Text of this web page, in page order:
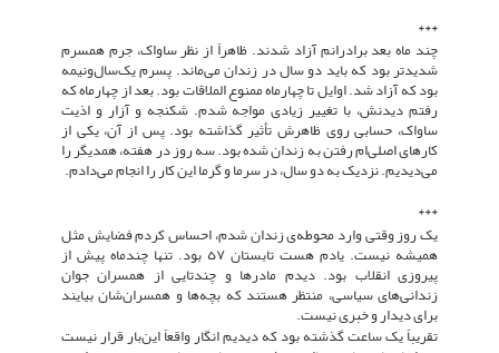
***
چند ماه بعد برادرانم آزاد شدند. ظاهراً از نظر ساواک، جرم همسرم
شدیدتر بود که باید دو سال در زندان می‌ماند. پسرم یک‌سال‌ونیمه
بود که آزاد شد. اوایل تا چهارماه ممنوع الملاقات بود. بعد از چهارماه که
رفتم دیدنش، با تغییر زیادی مواجه شدم. شکنجه و آزار و اذیت
ساواک، حسابی روی ظاهرش تأثیر گذاشته بود. پس از آن، یکی از
کارهای اصلی‌ام رفتن به زندان شده بود. سه روز در هفته، همدیگر را
می‌دیدیم. نزدیک به دو سال، در سرما و گرما این کار را انجام می‌دادم.
***
یک روز وقتی وارد محوطه‌ی زندان شدم، احساس کردم فضایش مثل
همیشه نیست. یادم هست تابستان ٥٧ بود. تنها چندماه پیش از
پیروزی انقلاب بود. دیدم مادرها و چندتایی از همسران جوان
زندانی‌هاى سیاسی، منتظر هستند که بچه‌ها و همسران‌شان بیایند
برای دیدار و خبری نیست.
تقریباً یک ساعت گذشته بود که دیدیم انگار واقعاً این‌بار قرار نیست